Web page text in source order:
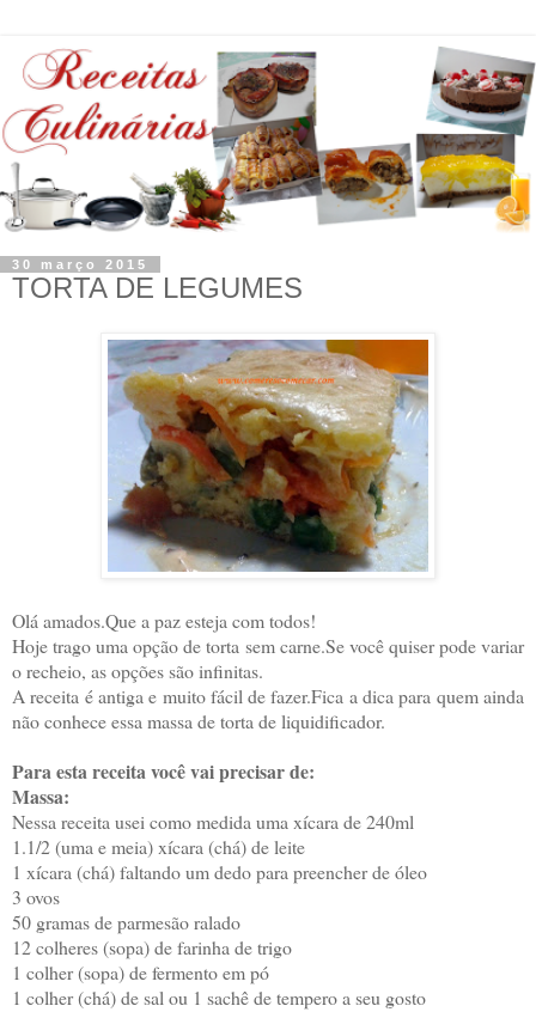
30 março 2015
TORTA DE LEGUMES
Olá amados.Que a paz esteja com todos!
Hoje trago uma opção de torta sem carne.Se você quiser pode variar
o recheio, as opções são infinitas.
A receita é antiga e muito fácil de fazer.Fica a dica para quem ainda
não conhece essa massa de torta de liquidificador.
Para esta receita você vai precisar de:
Massa:
Nessa receita usei como medida uma xícara de 240ml
1.1/2 (uma e meia) xícara (chá) de leite
1 xícara (chá) faltando um dedo para preencher de óleo
3 ovos
50 gramas de parmesão ralado
12 colheres (sopa) de farinha de trigo
1 colher (sopa) de fermento em pó
1 colher (chá) de sal ou 1 sachê de tempero a seu gosto